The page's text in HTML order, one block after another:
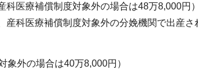
医療補償制度対象外の場合は48万8,000
科医療補償制度対象外の分娩機関で出産
外の場合は40万8,000円）